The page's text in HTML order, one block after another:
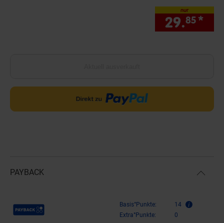
nur
29.85 *
PAYBACK
Payback Punkte Basis°Punkte:
14
Extra°Punkte:
0